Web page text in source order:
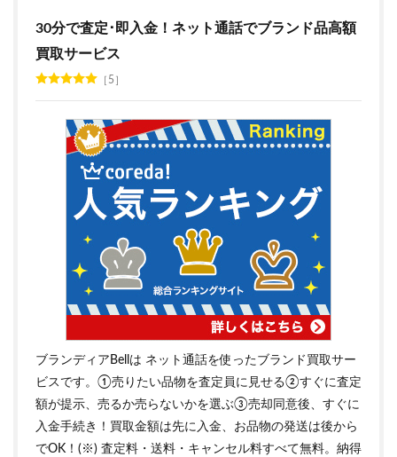
30分で査定･即入金！ネット通話でブランド品高額
買取サービス
5
ブランディアBellは ネット通話を使ったブランド買取サー
ビスです。①売りたい品物を査定員に見せる②すぐに査定
額が提示、売るか売らないかを選ぶ③売却同意後、すぐに
入金手続き！買取金額は先に入金、お品物の発送は後から
でOK！(※) 査定料・送料・キャンセル料すべて無料。納得